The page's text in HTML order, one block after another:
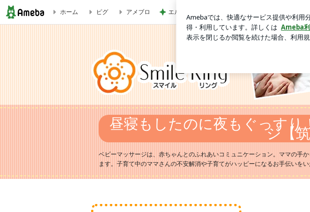
【大切なお知らせ】9月からの二日市東コミセン・ベビマ教
ちゃんご機嫌♪出張ベビーマッサージ教室：筑紫野
ホーム ピグ アメブロ エルメスよりうれしかったお土産
ベビーマッサージは、赤ちゃんとのふれあいコミュニケーション。ママの手
ます。子育て中のママさんの不安解消や子育てがハッピーになるお手伝いをい